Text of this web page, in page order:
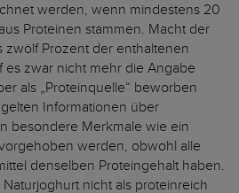
werden, wenn mindestens 20
Proteinen stammen. Macht der
zwölf Prozent der enthaltenen
es zwar nicht mehr die Angabe
als „Proteinquelle“ beworben
Informationen über
besondere Merkmale wie ein
werden, obwohl alle
denselben Proteingehalt haben.
nicht als proteinreich